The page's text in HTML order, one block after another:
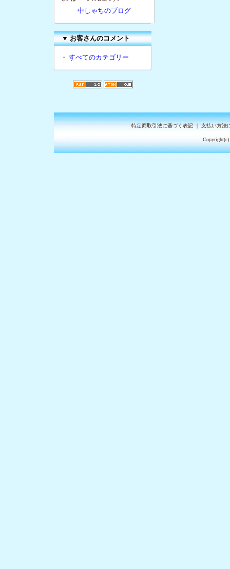
中しゃちのブログ
▼お客さんのコメント
・ すべてのカテゴリー
特定商取引法に基づく表記｜支払い方法